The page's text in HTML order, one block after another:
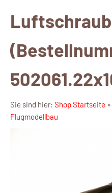
Sie sind hier: Shop Startseite »
Flugmodellbau